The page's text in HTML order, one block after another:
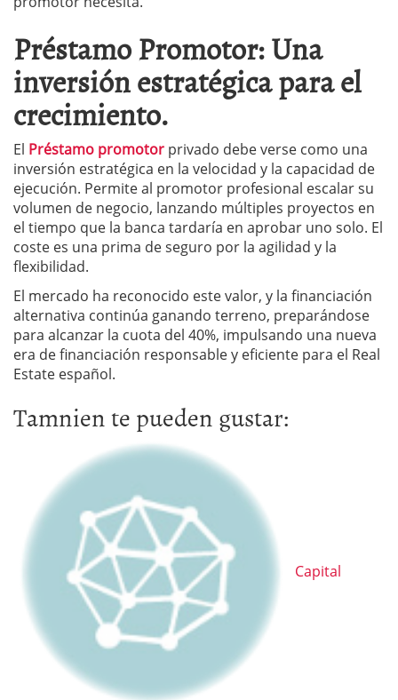
Préstamo Promotor: Una
inversión estratégica para el
crecimiento.
El Préstamo promotor privado debe verse como una
inversión estratégica en la velocidad y la capacidad de
ejecución. Permite al promotor profesional escalar su
volumen de negocio, lanzando múltiples proyectos en
el tiempo que la banca tardaría en aprobar uno solo. El
coste es una prima de seguro por la agilidad y la
flexibilidad.
El mercado ha reconocido este valor, y la financiación
alternativa continúa ganando terreno, preparándose
para alcanzar la cuota del 40%, impulsando una nueva
era de financiación responsable y eficiente para el Real
Estate español.
Tamnien te pueden gustar:
Capital